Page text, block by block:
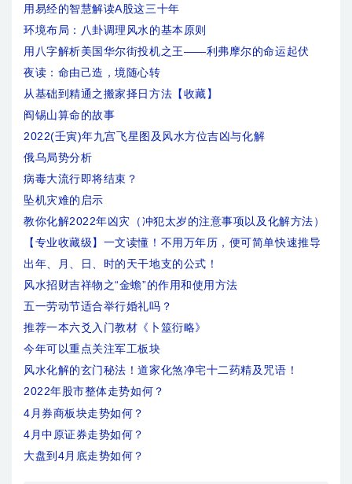
用易经的智慧解读A股这三十年
环境布局：八卦调理风水的基本原则
用八字解析美国华尔街投机之王——利弗摩尔的命运起伏
夜读：命由己造，境随心转
从基础到精通之搬家择日方法【收藏】
阎锡山算命的故事
2022(壬寅)年九宫飞星图及风水方位吉凶与化解
俄乌局势分析
病毒大流行即将结束？
坠机灾难的启示
教你化解2022年凶灾（冲犯太岁的注意事项以及化解方法）
【专业收藏级】一文读懂！不用万年历，便可简单快速推导
出年、月、日、时的天干地支的公式！
风水招财吉祥物之“金蟾”的作用和使用方法
五一劳动节适合举行婚礼吗？
推荐一本六爻入门教材《卜筮衍略》
今年可以重点关注军工板块
风水化解的玄门秘法！道家化煞净宅十二药精及咒语！
2022年股市整体走势如何？
4月券商板块走势如何？
4月中原证券走势如何？
大盘到4月底走势如何？